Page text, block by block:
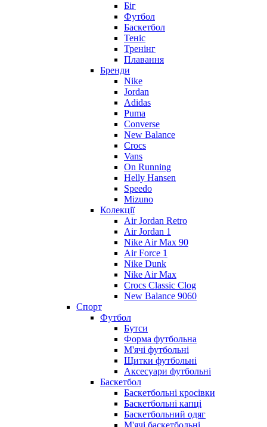
Біг
Футбол
Баскетбол
Теніс
Тренінг
Плавання
Бренди
Nike
Jordan
Adidas
Puma
Converse
New Balance
Crocs
Vans
On Running
Helly Hansen
Speedo
Mizuno
Колекції
Air Jordan Retro
Air Jordan 1
Nike Air Max 90
Air Force 1
Nike Dunk
Nike Air Max
Crocs Classic Clog
New Balance 9060
Спорт
Футбол
Бутси
Форма футбольна
М'ячі футбольні
Щитки футбольні
Аксесуари футбольні
Баскетбол
Баскетбольні кросівки
Баскетбольні капці
Баскетбольний одяг
М'ячі баскетбольні